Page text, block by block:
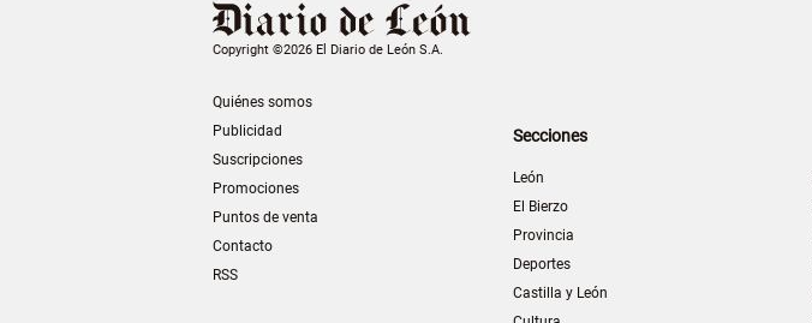
Copyright ©2026 El Diario de León S.A.
Quiénes somos
Publicidad
Suscripciones
Promociones
Puntos de venta
Contacto
RSS
Secciones
León
El Bierzo
Provincia
Deportes
Castilla y León